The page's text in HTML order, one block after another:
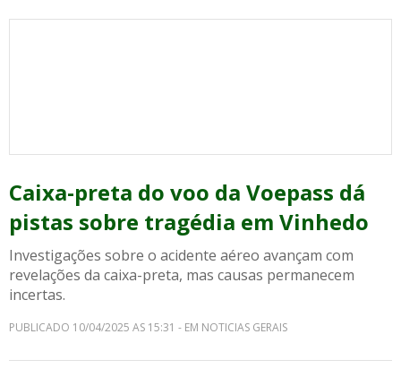
Caixa-preta do voo da Voepass dá
pistas sobre tragédia em Vinhedo
Investigações sobre o acidente aéreo avançam com
revelações da caixa-preta, mas causas permanecem
incertas.
PUBLICADO 10/04/2025 AS 15:31 - EM NOTICIAS GERAIS